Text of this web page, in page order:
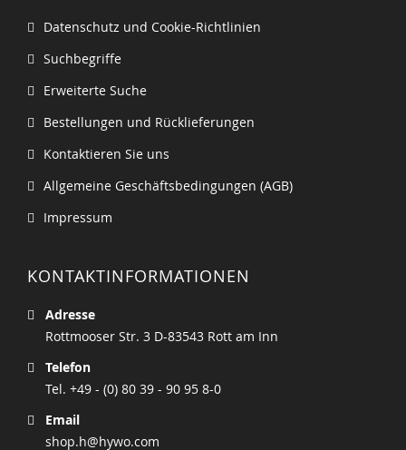
Datenschutz und Cookie-Richtlinien
Suchbegriffe
Erweiterte Suche
Bestellungen und Rücklieferungen
Kontaktieren Sie uns
Allgemeine Geschäftsbedingungen (AGB)
Impressum
KONTAKTINFORMATIONEN
Adresse
Rottmooser Str. 3 D-83543 Rott am Inn
Telefon
Tel. +49 - (0) 80 39 - 90 95 8-0
Email
shop.h@hywo.com